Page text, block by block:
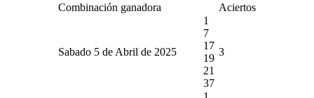
Combinación ganadora Aciertos
Sabado 5 de Abril de 2025
1
7
17
19
21
37
3